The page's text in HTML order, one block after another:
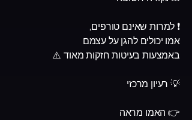
❗ למרות שאינם טורפים,
אמו יכולים להגן על עצמם
באמצעות בעיטות חזקות מאוד ⚠️
💡 רעיון מרכזי
👉 האמו מראה